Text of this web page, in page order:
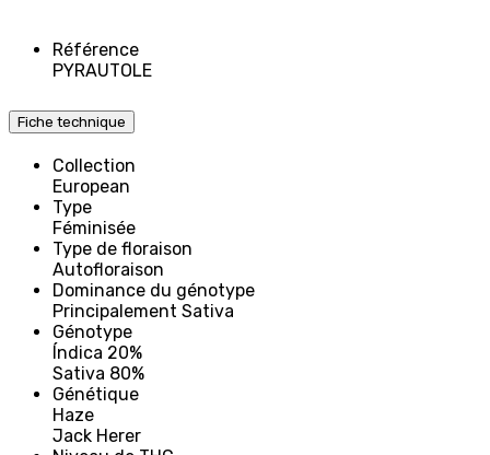
Référence
PYRAUTOLE
Fiche technique
Collection
European
Type
Féminisée
Type de floraison
Autofloraison
Dominance du génotype
Principalement Sativa
Génotype
Índica 20%
Sativa 80%
Génétique
Haze
Jack Herer